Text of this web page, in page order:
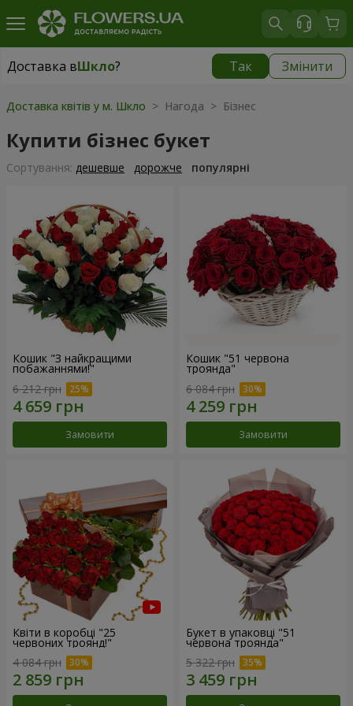
Доставка вШкло? Так Змінити
Доставка вШкло|
Доставка квітів у м. Шкло > Нагода > Бізнес
Купити бізнес букет
Сортування: дешевше дорожче популярні
Кошик "З найкращими
побажаннями!"
6 212 грн
Замовити
Кошик "51 червона
троянда"
6 084 грн
Замовити
Квіти в коробці "25
червоних троянд!"
4 084 грн
Букет в упаковці "51
червона троянда"
5 322 грн